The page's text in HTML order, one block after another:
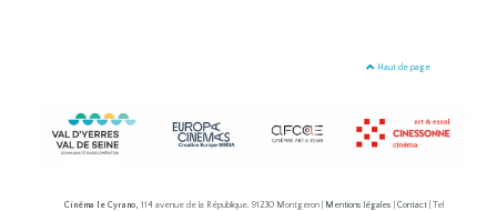
Haut de page
Cinéma le Cyrano, 114 avenue de la République, 91230 Montgeron | Mentions légales Contact | Tel